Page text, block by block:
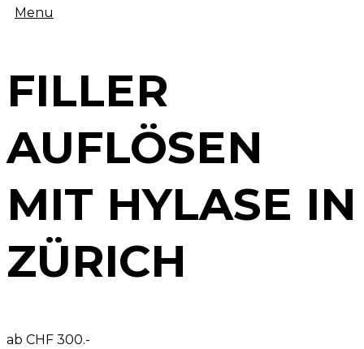
Menu
FILLER
AUFLÖSEN
MIT HYLASE IN
ZÜRICH
ab CHF 300.-